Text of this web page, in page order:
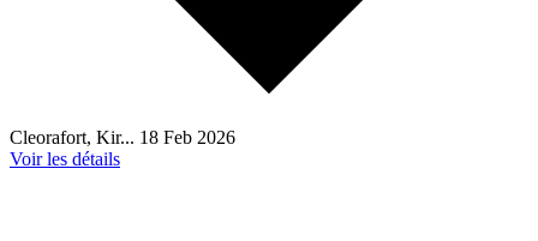
Cleorafort, Kir... 18 Feb 2026
Voir les détails